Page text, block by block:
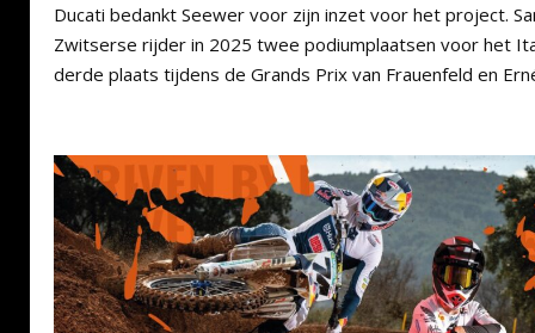
Ducati bedankt Seewer voor zijn inzet voor het project.
Zwitserse rijder in 2025 twee podiumplaatsen voor het
derde plaats tijdens de Grands Prix van Frauenfeld en